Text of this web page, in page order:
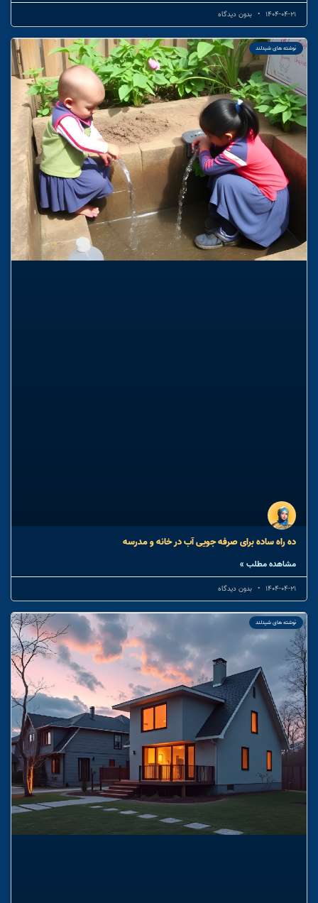
1404-04-21 بدون دیدگاه
نوشته های شیدلند
ده راه ساده برای صرفه جویی آب در خانه و مدرسه
مشاهده مطلب »
1404-04-21 بدون دیدگاه
نوشته های شیدلند